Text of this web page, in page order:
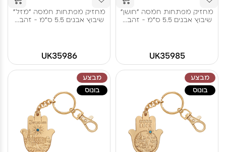
מחזיק מפתחות חמסה "חושן"
שיבוץ אבנים 5.5 ס"מ - זהב...
UK35985
מחזיק מפתחות חמסה "מזל"
שיבוץ אבנים 5.5 ס"מ - זהב...
UK35986
מבצע
בונוס
מבצע
בונוס